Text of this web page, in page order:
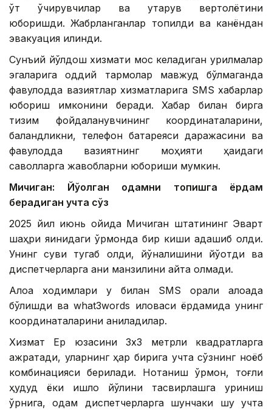
ўт ўчирувчилар ва қутқарув вертолётини
юборишди. Жабрланганлар топилди ва канёндан
эвакуация қилинди.
Сунъий йўлдош хизмати мос келадиган қурилмалар
эгаларига оддий тармоқлар мавжуд бўлмаганда
фавқулодда вазиятлар хизматларига SМS хабарлар
юбориш имконини беради. Хабар билан бирга
тизим фойдаланувчининг координаталарини,
баландликни, телефон батареяси даражасини ва
фавқулодда вазиятнинг моҳияти ҳақидаги
саволларга жавобларни юбориши мумкин.
Мичиган: Йўқолган одамни топишга ёрдам
берадиган учта сўз
2025 йил июнь ойида Мичиган штатининг Эварт
шаҳри яқинидаги ўрмонда бир киши адашиб қолди.
Унинг суви тугаб қолди, йўналишини йўқотди ва
диспетчерларга аниқ манзилини айта олмади.
Алоқа ходимлари у билан SМS орқали алоқада
бўлишди ва what3words иловаси ёрдамида унинг
координаталарини аниқладилар.
Хизмат Ер юзасини 3х3 метрли квадратларга
ажратади, уларнинг ҳар бирига учта сўзнинг ноёб
комбинацияси берилади. Нотаниш ўрмон, тоғли
ҳудуд ёки қишлоқ йўлини тасвирлашга уриниш
ўрнига, одам диспетчерларга шунчаки шу учта